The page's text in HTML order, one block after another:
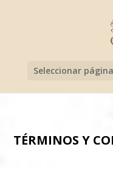
Seleccionar página
TÉRMINOS Y